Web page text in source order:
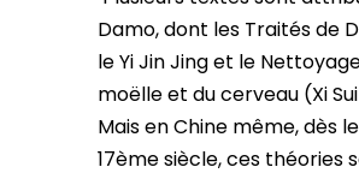
Damo, dont les Traités de
le Yi Jin Jing et le
moëlle et du cerveau (Xi
Mais en Chine même, dès le
17ème siècle, ces théories